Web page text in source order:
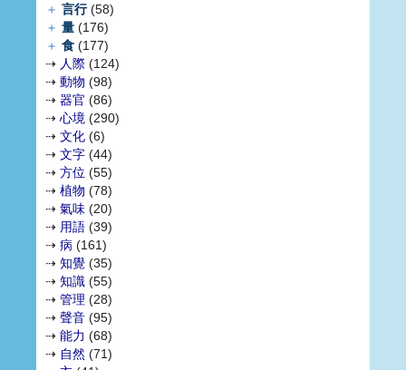
＋ 言行(58)
＋ 量 (176)
＋ 食 (177)
⇢ 人際 (124)
⇢ 動物 (98)
⇢ 器官 (86)
⇢ 心境 (290)
⇢ 文化 (6)
⇢ 文字 (44)
⇢ 方位 (55)
⇢ 植物 (78)
⇢ 氣味 (20)
⇢ 用語 (39)
⇢ 病 (161)
⇢ 知覺 (35)
⇢ 知識 (55)
⇢ 管理 (28)
⇢ 聲音 (95)
⇢ 能力 (68)
⇢ 自然 (71)